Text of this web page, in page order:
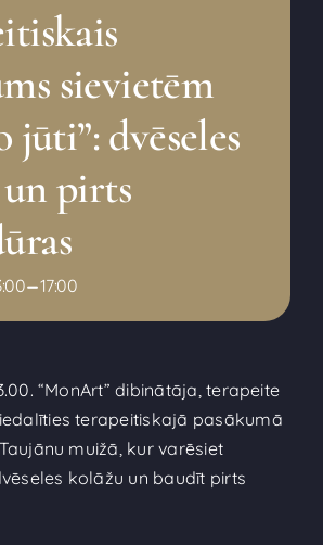
sievietēm
jūti”: dvēseles
pirts
-17:00
“MonArt” dibinātāja, terapeite
terapeitiskajā pasākumā
muižā, kur varēsiet
kolāžu un baudīt pirts